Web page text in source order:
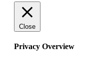
Close
Privacy Overview